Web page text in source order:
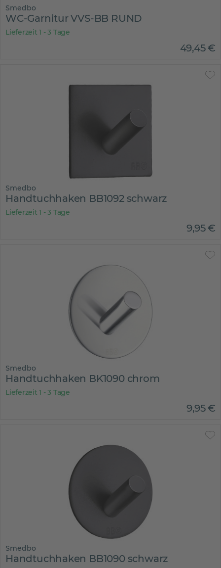
Smedbo
WC-Garnitur VVS-BB RUND
Lieferzeit 1 - 3 Tage
49,45€
Smedbo
Handtuchhaken BB1092 schwarz
Lieferzeit 1 - 3 Tage
9,95€
Smedbo
Handtuchhaken BK1090 chrom
Lieferzeit 1 - 3 Tage
9,95€
Smedbo
Handtuchhaken BB1090 schwarz